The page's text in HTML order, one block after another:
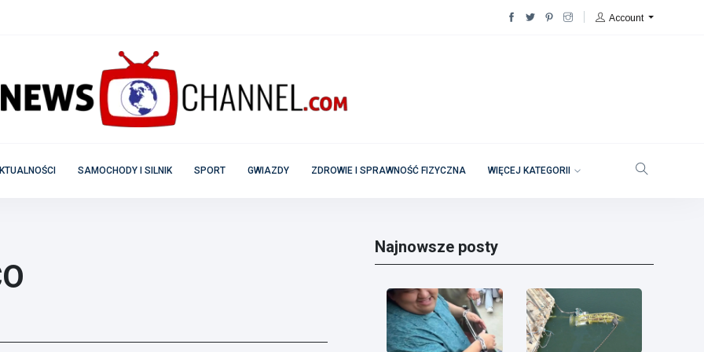
Account
SAMOCHODY I SILNIK SPORT GWIAZDY ZDROWIE I SPRAWNOŚĆ FIZYCZNA WIĘCEJ KATEGORII
Najnowsze posty